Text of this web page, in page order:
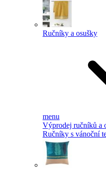
Ručníky a osušky
menu
Výprodej ručníků a
Ručníky s vánoční